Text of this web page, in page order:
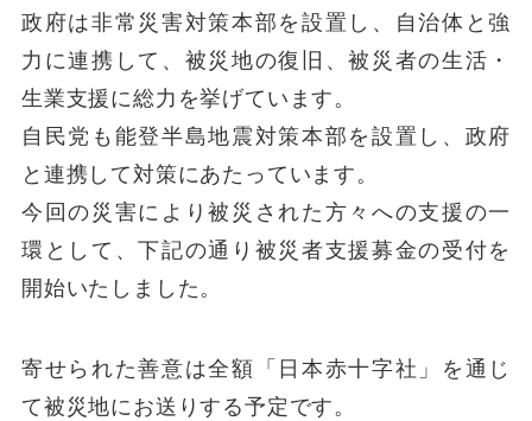
政府は非常災害対策本部を設置し、自治体と強
力に連携して、被災地の復旧、被災者の生活・
生業支援に総力を挙げています。
自民党も能登半島地震対策本部を設置し、政府
と連携して対策にあたっています。
今回の災害により被災された方々への支援の一
環として、下記の通り被災者支援募金の受付を
開始いたしました。
寄せられた善意は全額「日本赤十字社」を通じ
て被災地にお送りする予定です。